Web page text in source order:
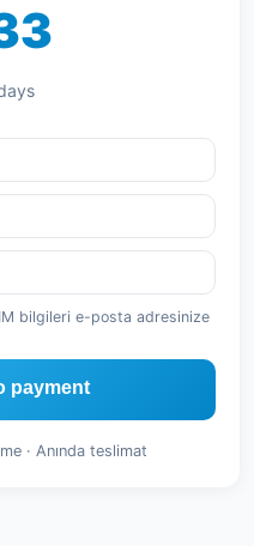
bilgileri e-posta adresinize
payment
· Anında teslimat